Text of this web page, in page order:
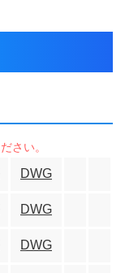
DWG
DWG
DWG